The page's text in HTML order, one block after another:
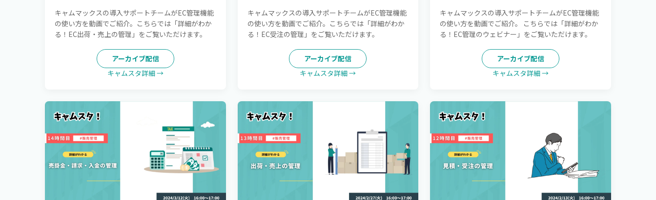
キャムマックスの導入サポートチームがEC管理機能
の使い方を動画でご紹介。こちらでは「詳細がわか
る！EC出荷・売上の管理」をご覧いただけます。
アーカイブ配信
キャムスタ詳細 →
キャムマックスの導入サポートチームがEC管理機能
の使い方を動画でご紹介。こちらでは「詳細がわか
る！EC受注の管理」をご覧いただけます。
アーカイブ配信
キャムスタ詳細 →
キャムマックスの導入サポートチームがEC管理機能
の使い方を動画でご紹介。 こちらでは「詳細がわか
る！EC管理のウェビナー」をご覧いただけます。
アーカイブ配信
キャムスタ詳細 →